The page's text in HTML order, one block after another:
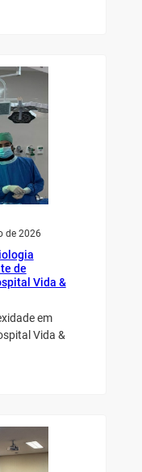
de 2026
de
Vida &
em
Vida &